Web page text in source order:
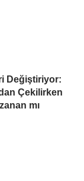
Değiştiriyor:
Çekilirken
mı